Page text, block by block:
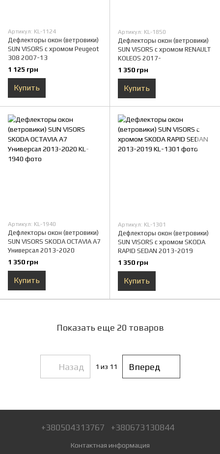
Артикул: KL-1124
Дефлекторы окон (ветровики)
SUN VISORS с хромом Peugeot
308 2007-13
1 125 грн
Купить
Артикул: KL-1850
Дефлекторы окон (ветровики)
SUN VISORS с хромом RENAULT
KOLEOS 2017-
1 350 грн
Купить
Артикул: KL-1940
Дефлекторы окон (ветровики)
SUN VISORS SKODA OCTAVIA А7
Универсал 2013-2020
1 350 грн
Купить
Артикул: KL-1301
Дефлекторы окон (ветровики)
SUN VISORS с хромом SKODA
RAPID SEDAN 2013-2019
1 350 грн
Купить
Показать еще 20 товаров
Назад 1 из 11 Вперед
+380504313767 +380673130844
Контактная информация